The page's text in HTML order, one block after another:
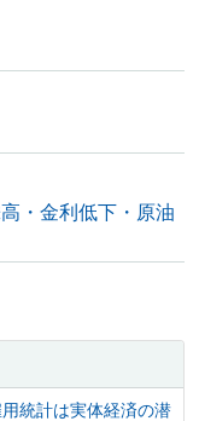
・金利低下・原油
統計は実体経済の潜